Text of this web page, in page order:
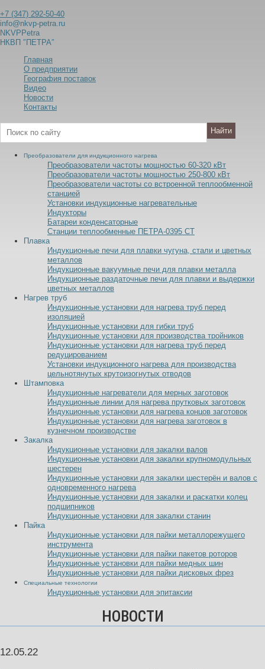
+7 (347) 292-50-40
info@nkvp-petra.ru
NKVPPetra
НКВП ″ПЕТРА″
Главная
О предприятии
География поставок
Видео
Новости
Контакты
Преобразователи для индукционного нагрева
Преобразователи частоты мощностью 60-320 кВт
Преобразователи частоты мощностью 250-800 кВт
Преобразователи частоты со встроенной теплообменной
станцией
Установки индукционные нагревательные
Индукторы
Батареи конденсаторные
Станции теплообменные ПЕТРА-0395 СТ
Плавка
Индукционные печи для плавки чугуна, стали и цветных
металлов
Индукционные вакуумные печи для плавки металла
Индукционные раздаточные печи для плавки и выдержки
цветных металлов
Нагрев труб
Индукционные установки для нагрева труб перед
изоляцией
Индукционные установки для гибки труб
Индукционные установки для производства тройников
Индукционные установки для нагрева труб перед
редуцированием
Установки индукционного нагрева для производства
цельнотянутых крутоизогнутых отводов
Штамповка
Индукционные нагреватели для мерных заготовок
Индукционные линии для нагрева прутковых заготовок
Индукционные установки для нагрева концов заготовок
Индукционные установки для нагрева заготовок в
кузнечном производстве
Закалка
Индукционные установки для закалки валов
Индукционные установки для закалки крупномодульных
шестерен
Индукционные установки для закалки шестерён и валов с
одновременного нагрева
Индукционные установки для закалки и раскатки колец
подшипников
Индукционные установки для закалки станин
Пайка
Индукционные установки для пайки металлорежущего
инструмента
Индукционные установки для пайки пакетов роторов
Индукционные установки для пайки медных шин
Индукционные установки для пайки дисковых фрез
Специальные технологии
Индукционные установки для эпитаксии
НОВОСТИ
12.05.22